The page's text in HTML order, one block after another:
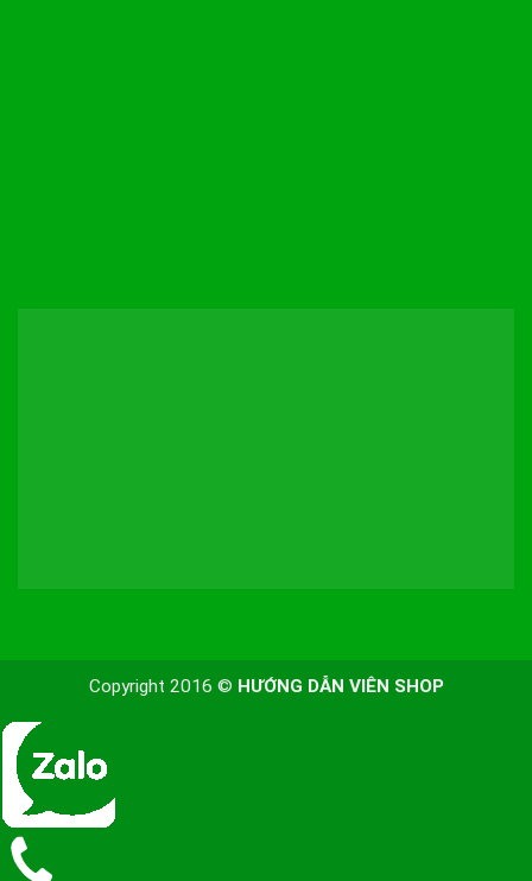
Copyright 2016 © HƯỚNG DẪN VIÊN SHOP